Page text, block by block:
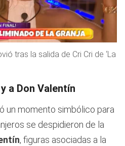
tras la salida de Cri Cri de ‘La
a Don Valentín
un momento simbólico para
se despidieron de la
, figuras asociadas a la